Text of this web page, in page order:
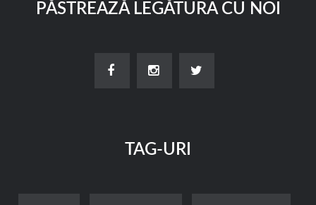
PĂSTREAZĂ LEGĂTURA CU NOI
TAG-URI